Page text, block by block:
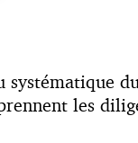
systématique
les